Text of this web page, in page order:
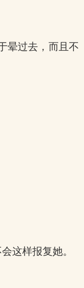
晕过去，而且不
这样报复她。